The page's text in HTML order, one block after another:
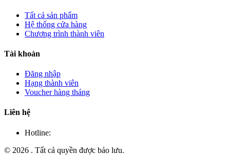
Tất cả sản phẩm
Hệ thống cửa hàng
Chương trình thành viên
Tài khoản
Đăng nhập
Hạng thành viên
Voucher hàng tháng
Liên hệ
Hotline:
© 2026 . Tất cả quyền được bảo lưu.